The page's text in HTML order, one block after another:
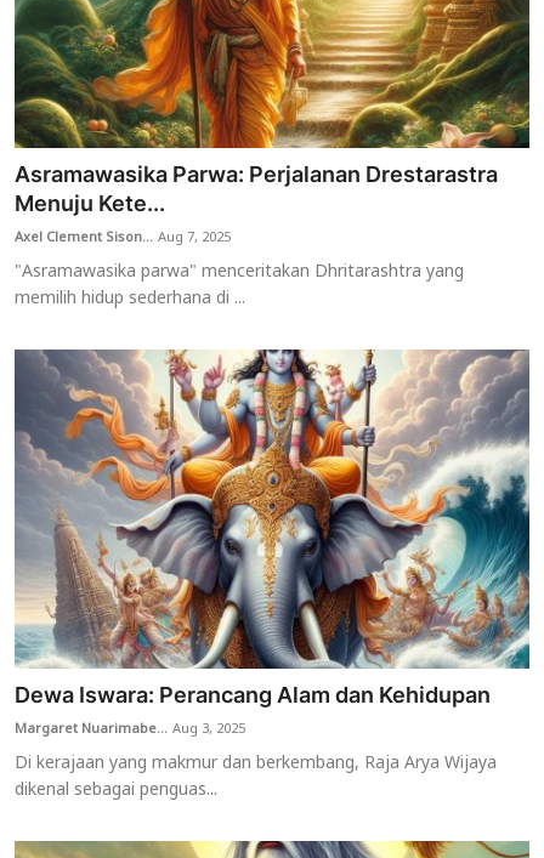
Asramawasika Parwa: Perjalanan Drestarastra
Menuju Kete...
Axel Clement Sison...Aug 7, 2025
"Asramawasika parwa" menceritakan Dhritarashtra yang
memilih hidup sederhana di ...
Dewa Iswara: Perancang Alam dan Kehidupan
Margaret Nuarimabe...Aug 3, 2025
Di kerajaan yang makmur dan berkembang, Raja Arya Wijaya
dikenal sebagai penguas...